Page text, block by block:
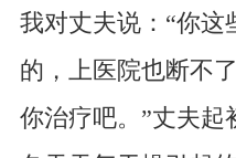
我对丈夫说：“你这
的，上医院也断不
你治疗吧。”丈夫起